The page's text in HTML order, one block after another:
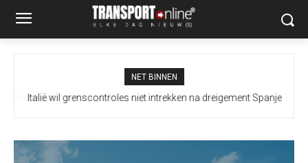
NET BINNEN
Italië wil grenscontroles niet intrekken na dreigement Spanje